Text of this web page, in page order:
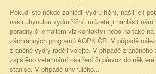
Pokud jste někde zahlédli vydru říční, našli její
našli uhynulou vydru říční, můžete ji nahlásit nám
poradny či emailem viz kontakty) nebo na také na
záchranných programů AOPK ČR. V případě
zraněné vydry raději volejte. V případě zraněného
zajištěno veterinární ošetření či převoz do některé
stanice. V případě uhynulého...